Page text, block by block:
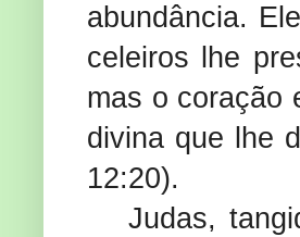
abundância.
celeiros lhe
mas o coração
divina que lhe
12:20).
Judas,